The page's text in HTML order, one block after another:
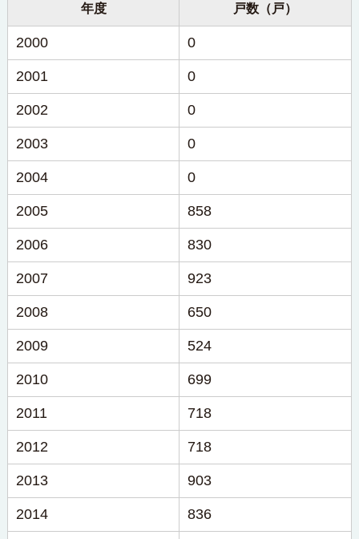
年度 戸数（戸）
2000 0
2001 0
2002 0
2003 0
2004 0
2005 858
2006 830
2007 923
2008 650
2009 524
2010 699
2011 718
2012 718
2013 903
2014 836